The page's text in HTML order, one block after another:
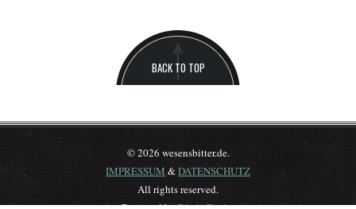
BACK TO TOP
© 2026 wesensbitter.de.
IMPRESSUM&DATENSCHUTZ
All rights reserved.